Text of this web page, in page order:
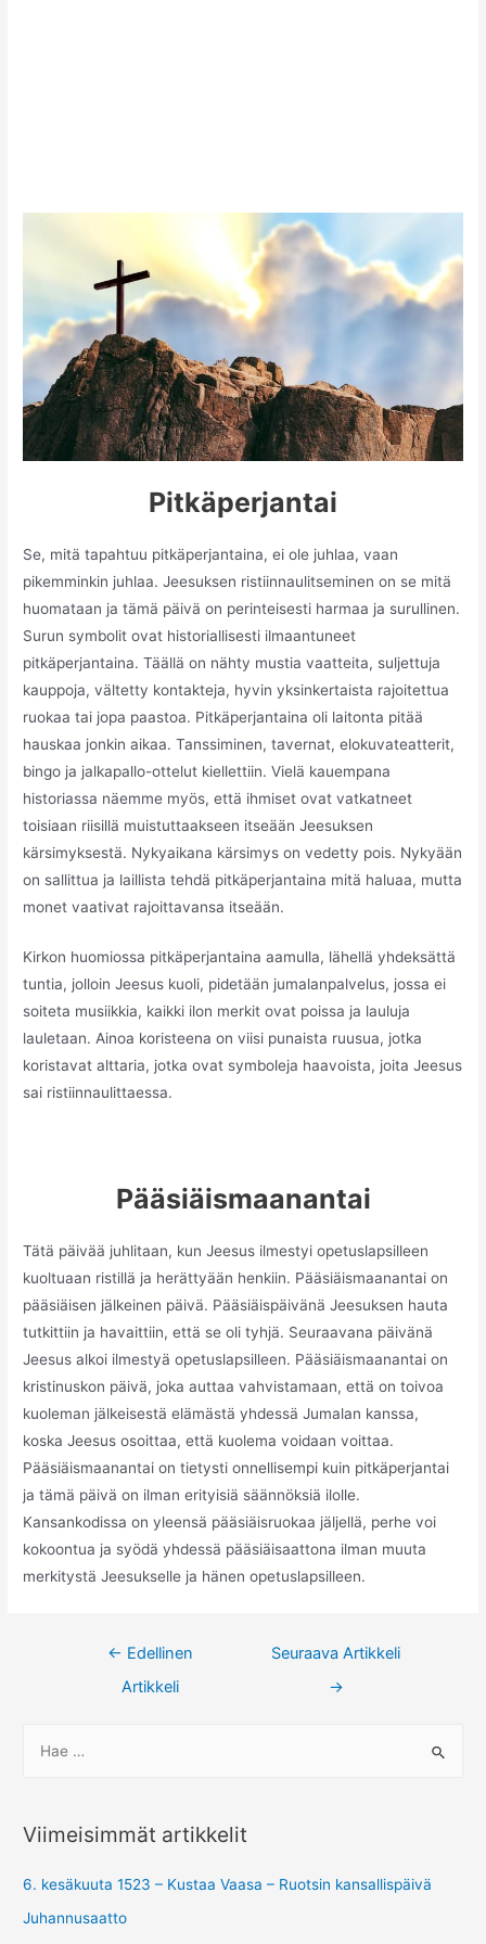
Pitkäperjantai
Se, mitä tapahtuu pitkäperjantaina, ei ole juhlaa, vaan
pikemminkin juhlaa. Jeesuksen ristiinnaulitseminen on se mitä
huomataan ja tämä päivä on perinteisesti harmaa ja surullinen.
Surun symbolit ovat historiallisesti ilmaantuneet
pitkäperjantaina. Täällä on nähty mustia vaatteita, suljettuja
kauppoja, vältetty kontakteja, hyvin yksinkertaista rajoitettua
ruokaa tai jopa paastoa. Pitkäperjantaina oli laitonta pitää
hauskaa jonkin aikaa. Tanssiminen, tavernat, elokuvateatterit,
bingo ja jalkapallo-ottelut kiellettiin. Vielä kauempana
historiassa näemme myös, että ihmiset ovat vatkatneet
toisiaan riisillä muistuttaakseen itseään Jeesuksen
kärsimyksestä. Nykyaikana kärsimys on vedetty pois. Nykyään
on sallittua ja laillista tehdä pitkäperjantaina mitä haluaa, mutta
monet vaativat rajoittavansa itseään.
Kirkon huomiossa pitkäperjantaina aamulla, lähellä yhdeksättä
tuntia, jolloin Jeesus kuoli, pidetään jumalanpalvelus, jossa ei
soiteta musiikkia, kaikki ilon merkit ovat poissa ja lauluja
lauletaan. Ainoa koristeena on viisi punaista ruusua, jotka
koristavat alttaria, jotka ovat symboleja haavoista, joita Jeesus
sai ristiinnaulittaessa.
Pääsiäismaanantai
Tätä päivää juhlitaan, kun Jeesus ilmestyi opetuslapsilleen
kuoltuaan ristillä ja herättyään henkiin. Pääsiäismaanantai on
pääsiäisen jälkeinen päivä. Pääsiäispäivänä Jeesuksen hauta
tutkittiin ja havaittiin, että se oli tyhjä. Seuraavana päivänä
Jeesus alkoi ilmestyä opetuslapsilleen. Pääsiäismaanantai on
kristinuskon päivä, joka auttaa vahvistamaan, että on toivoa
kuoleman jälkeisestä elämästä yhdessä Jumalan kanssa,
koska Jeesus osoittaa, että kuolema voidaan voittaa.
Pääsiäismaanantai on tietysti onnellisempi kuin pitkäperjantai
ja tämä päivä on ilman erityisiä säännöksiä ilolle.
Kansankodissa on yleensä pääsiäisruokaa jäljellä, perhe voi
kokoontua ja syödä yhdessä pääsiäisaattona ilman muuta
merkitystä Jeesukselle ja hänen opetuslapsilleen.
Artikkelien
← Edellinen
Artikkeli
Seuraava Artikkeli
→
i
:
Viimeisimmät artikkelit
6. kesäkuuta 1523 – Kustaa Vaasa – Ruotsin kansallispäivä
Juhannusaatto